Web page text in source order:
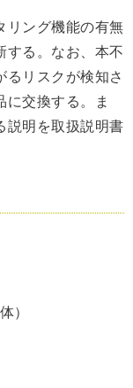
リング機能の有無
する。なお、本不
るリスクが検知さ
に交換する。ま
説明を取扱説明書
）